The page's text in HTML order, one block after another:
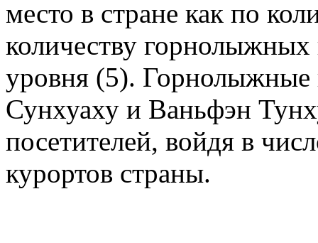
место в стране как по
количеству горнолыжных
уровня (5).
Сунхуаху и Ваньфэн
посетителей, войдя в
курортов страны.